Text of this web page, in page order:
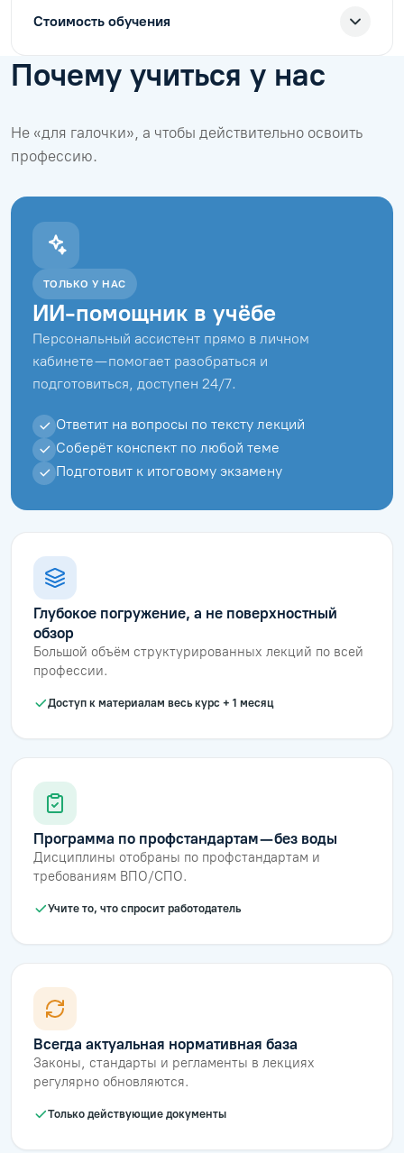
Стоимость обучения
Почему учиться у нас
Не «для галочки», а чтобы действительно освоить
профессию.
ТОЛЬКО У НАС
ИИ-помощник в учёбе
Персональный ассистент прямо в личном
кабинете — помогает разобраться и
подготовиться, доступен 24/7.
Ответит на вопросы по тексту лекций
Соберёт конспект по любой теме
Подготовит к итоговому экзамену
Глубокое погружение, а не поверхностный
обзор
Большой объём структурированных лекций по всей
профессии.
Доступ к материалам весь курс + 1 месяц
Программа по профстандартам — без воды
Дисциплины отобраны по профстандартам и
требованиям ВПО/СПО.
Учите то, что спросит работодатель
Всегда актуальная нормативная база
Законы, стандарты и регламенты в лекциях
регулярно обновляются.
Только действующие документы